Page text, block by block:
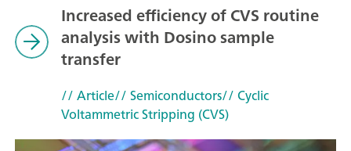
Increased efficiency of CVS routine
analysis with Dosino sample
transfer
// Article// Semiconductors// Cyclic
Voltammetric Stripping (CVS)